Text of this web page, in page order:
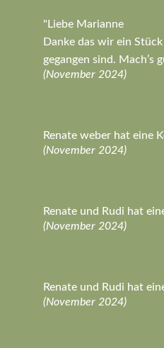
"Liebe Marianne
Danke das wir ein
gegangen sind. Mach’s
(November 2024)
Renate weber hat eine
(November 2024)
Renate und Rudi hat
(November 2024)
Renate und Rudi hat
(November 2024)